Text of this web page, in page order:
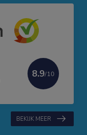
8.9/10
BEKIJK MEER